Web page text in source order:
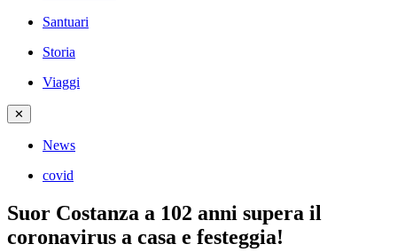
Santuari
Storia
Viaggi
✕
News
covid
Suor Costanza a 102 anni supera il
coronavirus a casa e festeggia!